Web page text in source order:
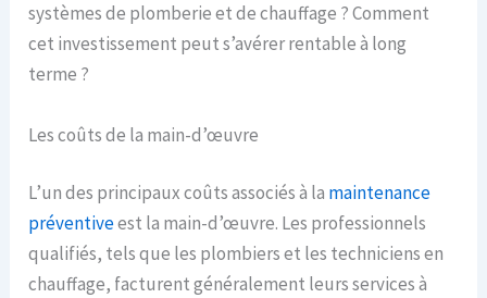
systèmes de plomberie et de chauffage ? Comment
cet investissement peut s’avérer rentable à long
terme ?
Les coûts de la main-d’œuvre
L’un des principaux coûts associés à la maintenance
préventiveest la main-d’œuvre. Les professionnels
qualifiés, tels que les plombiers et les techniciens en
chauffage, facturent généralement leurs services à